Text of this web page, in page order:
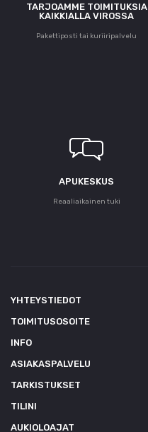
TARJOAMME TOIMITUKSIA
KAIKKIALLA VIROSSA
Pakettiposti tai kuriiripalvelu
APUKESKUS
Reaaliaikainen tuki
YHTEYSTIEDOT
TOIMITUSOSOITE
INFO
ASIAKASPALVELU
TARKISTUKSET
TILINI
AUKIOLOAJAT